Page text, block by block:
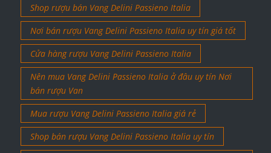
Shop rượu bán Vang Delini Passieno Italia
Nơi bán rượu Vang Delini Passieno Italia uy tín giá tốt
Cửa hàng rượu Vang Delini Passieno Italia
Nên mua Vang Delini Passieno Italia ở đâu uy tín Nơi
bán rượu Van
Mua rượu Vang Delini Passieno Italia giá rẻ
Shop bán rượu Vang Delini Passieno Italia uy tín